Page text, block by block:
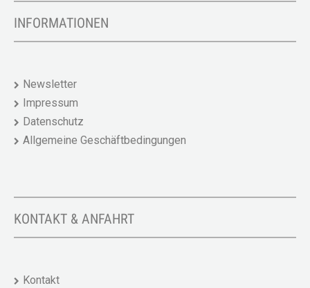
INFORMATIONEN
Newsletter
Impressum
Datenschutz
Allgemeine Geschäftbedingungen
KONTAKT & ANFAHRT
Kontakt